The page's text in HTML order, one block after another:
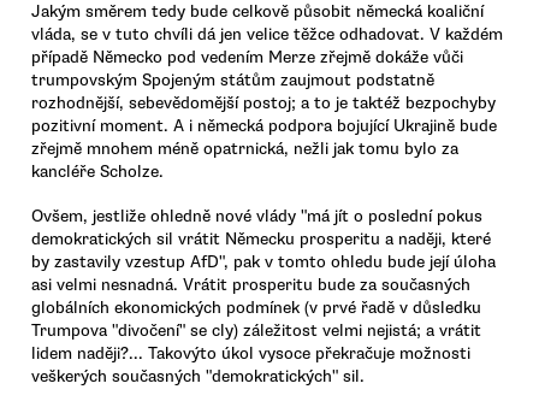
Jakým směrem tedy bude celkově působit německá koaliční
vláda, se v tuto chvíli dá jen velice těžce odhadovat. V každém
případě Německo pod vedením Merze zřejmě dokáže vůči
trumpovským Spojeným státům zaujmout podstatně
rozhodnější, sebevědomější postoj; a to je taktéž bezpochyby
pozitivní moment. A i německá podpora bojující Ukrajině bude
zřejmě mnohem méně opatrnická, nežli jak tomu bylo za
kancléře Scholze.
Ovšem, jestliže ohledně nové vlády "má jít o poslední pokus
demokratických sil vrátit Německu prosperitu a naději, které
by zastavily vzestup AfD", pak v tomto ohledu bude její úloha
asi velmi nesnadná. Vrátit prosperitu bude za současných
globálních ekonomických podmínek (v prvé řadě v důsledku
Trumpova "divočení" se cly) záležitost velmi nejistá; a vrátit
lidem naději?... Takovýto úkol vysoce překračuje možnosti
veškerých současných "demokratických" sil.